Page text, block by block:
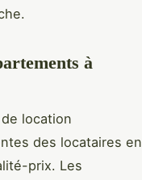
à
location
des locataires en
prix. Les